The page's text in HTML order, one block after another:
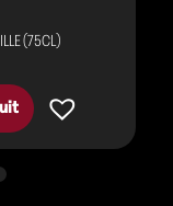
(75CL)